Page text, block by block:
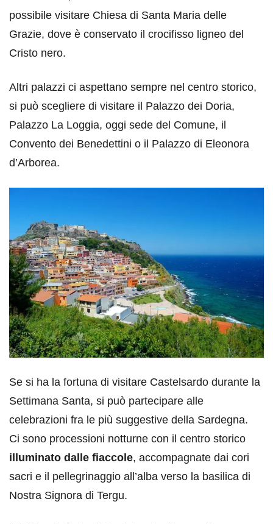
possibile visitare Chiesa di Santa Maria delle
Grazie, dove è conservato il crocifisso ligneo del
Cristo nero.
Altri palazzi ci aspettano sempre nel centro storico,
si può scegliere di visitare il Palazzo dei Doria,
Palazzo La Loggia, oggi sede del Comune, il
Convento dei Benedettini o il Palazzo di Eleonora
d’Arborea.
Se si ha la fortuna di visitare Castelsardo durante la
Settimana Santa, si può partecipare alle
celebrazioni fra le più suggestive della Sardegna.
Ci sono processioni notturne con il centro storico
illuminato dalle fiaccole, accompagnate dai cori
sacri e il pellegrinaggio all’alba verso la basilica di
Nostra Signora di Tergu.